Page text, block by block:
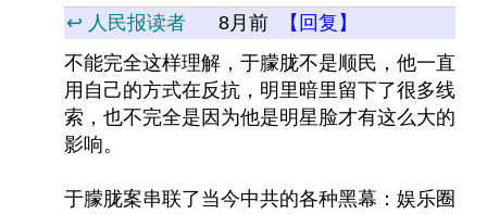
↩️ 人民报读者 8月前
【回复】
不能完全这样理解，于朦胧不是顺民，他一直
用自己的方式在反抗，明里暗里留下了很多线
索，也不完全是因为他是明星脸才有这么大的
影响。
于朦胧案串联了当今中共的各种黑幕：娱乐圈